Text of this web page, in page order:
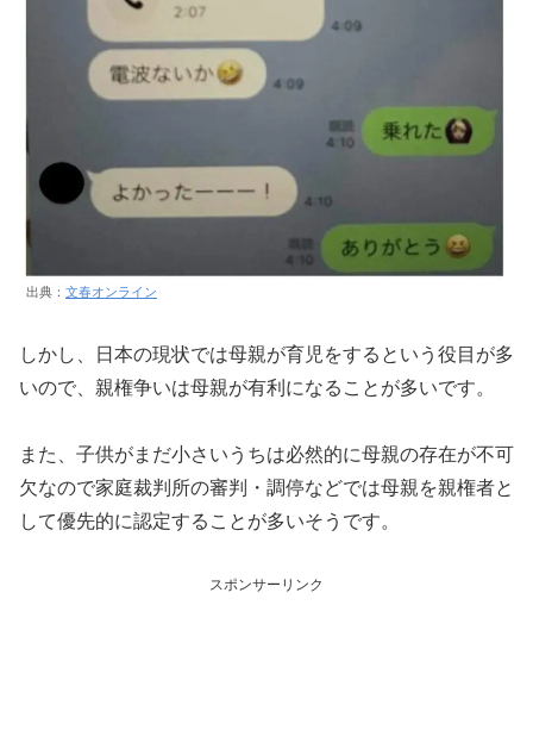
出典： 文春オンライン
しかし、日本の現状では母親が育児をするという役目が多
いので、親権争いは母親が有利になることが多いです。
また、子供がまだ小さいうちは必然的に母親の存在が不可
欠なので家庭裁判所の審判・調停などでは母親を親権者と
して優先的に認定することが多いそうです。
スポンサーリンク